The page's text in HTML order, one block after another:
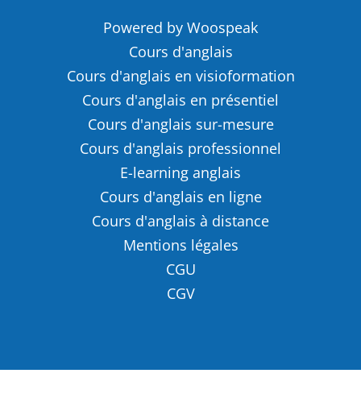
Powered by Woospeak
Cours d'anglais
Cours d'anglais en visioformation
Cours d'anglais en présentiel
Cours d'anglais sur-mesure
Cours d'anglais professionnel
E-learning anglais
Cours d'anglais en ligne
Cours d'anglais à distance
Mentions légales
CGU
CGV